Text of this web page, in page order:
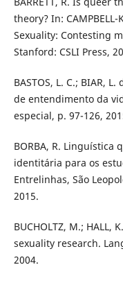
theory? In:
Sexuality: Contesting
Stanford: CSLI Press,
BASTOS, L. C.; BIAR,
de entendimento da
especial, p. 97-126,
BORBA, R. Linguística
identitária para os
Entrelinhas, São
2015.
BUCHOLTZ, M.;
sexuality research.
2004.